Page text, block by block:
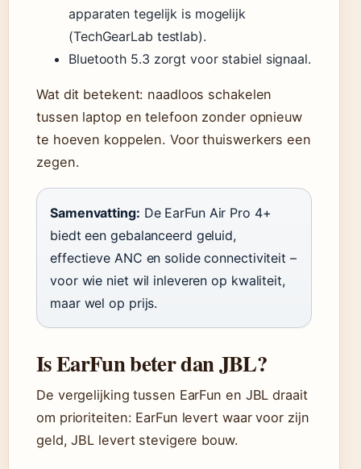
apparaten tegelijk is mogelijk
(TechGearLab testlab).
Bluetooth 5.3 zorgt voor stabiel signaal.
Wat dit betekent: naadloos schakelen
tussen laptop en telefoon zonder opnieuw
te hoeven koppelen. Voor thuiswerkers een
zegen.
Samenvatting: De EarFun Air Pro 4+
biedt een gebalanceerd geluid,
effectieve ANC en solide connectiviteit –
voor wie niet wil inleveren op kwaliteit,
maar wel op prijs.
Is EarFun beter dan JBL?
De vergelijking tussen EarFun en JBL draait
om prioriteiten: EarFun levert waar voor zijn
geld, JBL levert stevigere bouw.